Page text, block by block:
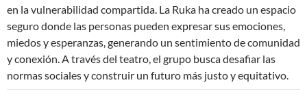
en la vulnerabilidad compartida. La Ruka ha creado un espacio
seguro donde las personas pueden expresar sus emociones,
miedos y esperanzas, generando un sentimiento de comunidad
y conexión. A través del teatro, el grupo busca desafiar las
normas sociales y construir un futuro más justo y equitativo.